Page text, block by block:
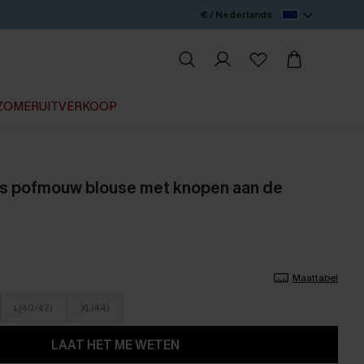
€ / Nederlands
pofmouw blouse met knopen aan de
Maattabel
L(40/42) XL(44)
LAAT HET ME WETEN